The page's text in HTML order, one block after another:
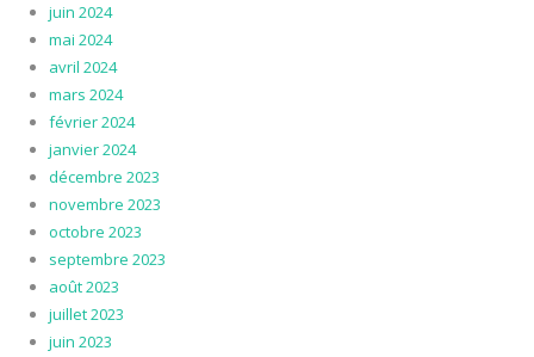
juin 2024
mai 2024
avril 2024
mars 2024
février 2024
janvier 2024
décembre 2023
novembre 2023
octobre 2023
septembre 2023
août 2023
juillet 2023
juin 2023